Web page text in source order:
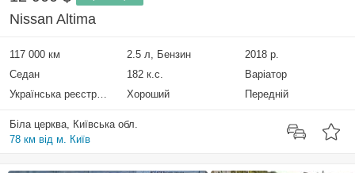
Nissan Altima
117 000 км 2.5 л, Бензин
2018 р.
Седан
182 к.с.
Варіатор
Українська реєстрація
Хороший Передній
Біла церква, Київська обл.
78 км від м. Київ